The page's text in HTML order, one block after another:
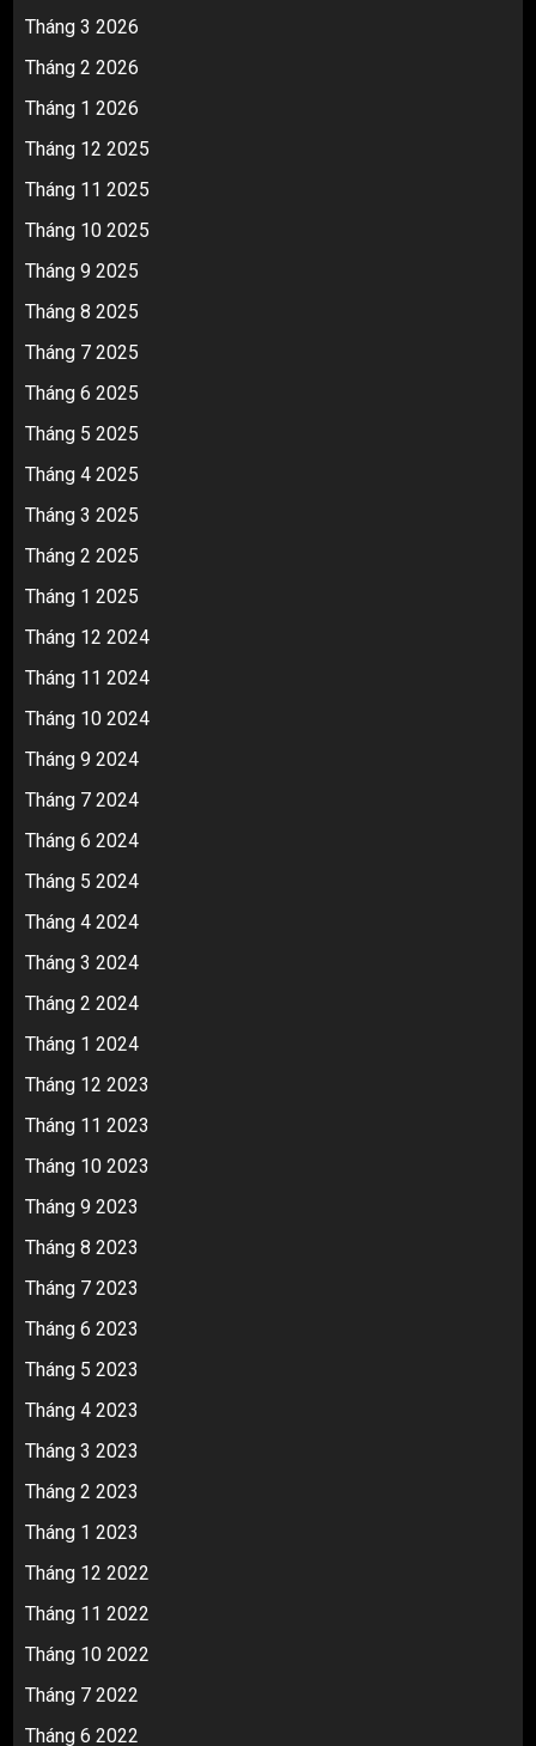
Tháng 3 2026
Tháng 2 2026
Tháng 1 2026
Tháng 12 2025
Tháng 11 2025
Tháng 10 2025
Tháng 9 2025
Tháng 8 2025
Tháng 7 2025
Tháng 6 2025
Tháng 5 2025
Tháng 4 2025
Tháng 3 2025
Tháng 2 2025
Tháng 1 2025
Tháng 12 2024
Tháng 11 2024
Tháng 10 2024
Tháng 9 2024
Tháng 7 2024
Tháng 6 2024
Tháng 5 2024
Tháng 4 2024
Tháng 3 2024
Tháng 2 2024
Tháng 1 2024
Tháng 12 2023
Tháng 11 2023
Tháng 10 2023
Tháng 9 2023
Tháng 8 2023
Tháng 7 2023
Tháng 6 2023
Tháng 5 2023
Tháng 4 2023
Tháng 3 2023
Tháng 2 2023
Tháng 1 2023
Tháng 12 2022
Tháng 11 2022
Tháng 10 2022
Tháng 7 2022
Tháng 6 2022